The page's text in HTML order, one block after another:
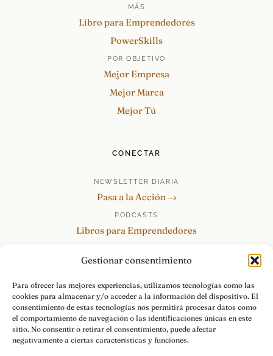
Gestionar consentimiento
Para ofrecer las mejores experiencias, utilizamos tecnologías como las
cookies para almacenar y/o acceder a la información del dispositivo. El
consentimiento de estas tecnologías nos permitirá procesar datos como
el comportamiento de navegación o las identificaciones únicas en este
sitio. No consentir o retirar el consentimiento, puede afectar
negativamente a ciertas características y funciones.
MÁS
Libro para Emprendedores
PowerSkills
POR OBJETIVO
Mejor Empresa
Mejor Marca
Mejor Tú
CONECTAR
NEWSLETTER DIARIA
Pasa a la Acción →
PODCASTS
Libros para Emprendedores
re:Invéntate / PowerSkills
MENTOR360
HABLAMOS
Contacto y consultas →